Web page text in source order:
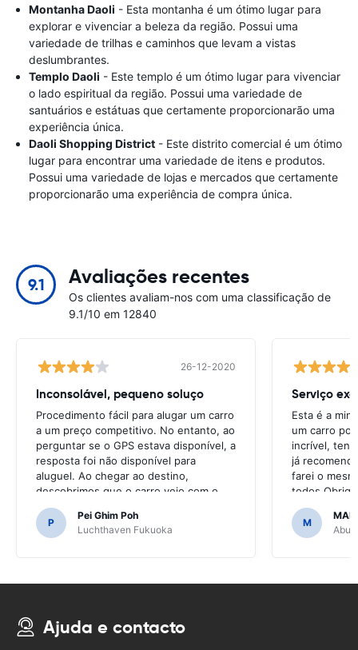
Montanha Daoli - Esta montanha é um ótimo lugar para
explorar e vivenciar a beleza da região. Possui uma
variedade de trilhas e caminhos que levam a vistas
deslumbrantes.
Templo Daoli - Este templo é um ótimo lugar para vivenciar
o lado espiritual da região. Possui uma variedade de
santuários e estátuas que certamente proporcionarão uma
experiência única.
Daoli Shopping District - Este distrito comercial é um ótimo
lugar para encontrar uma variedade de itens e produtos.
Possui uma variedade de lojas e mercados que certamente
proporcionarão uma experiência de compra única.
9.1 Avaliações recentes
Os clientes avaliam-nos com uma classificação de
9.1/10 em 12840
26-12-2020
Inconsolável, pequeno soluço
Procedimento fácil para alugar um carro
a um preço competitivo. No entanto, ao
perguntar se o GPS estava disponível, a
resposta foi não disponível para
aluguel. Ao chegar ao destino,
descobrimos que o carro veio com o
GPS.Teria sido terrível se tivéssemos
decidido comprar um GPS, pois era
necessário navegar nas estradas
P
Pei Ghim Poh
Luchthaven Fukuoka
Serviço
Esta é a
um carro
incrível,
já
farei o
fácil.
M
Abu
Ajuda e contacto